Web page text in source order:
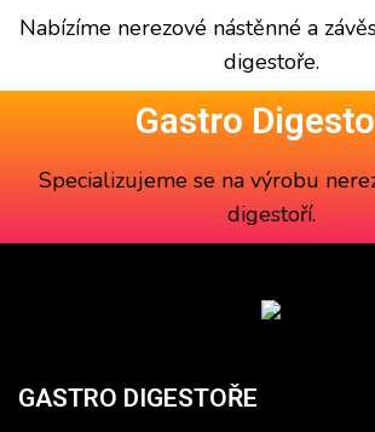
Nabízíme nerezové nástěnné a
digestoře.
Gastro
Specializujeme se na výrobu
digestoří.
GASTRO DIGESTOŘE